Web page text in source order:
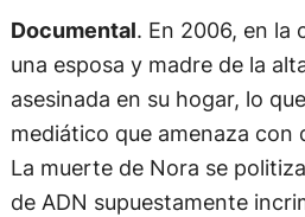
Documental. En 2006, en la
una esposa y madre de la
asesinada en su hogar, lo
mediático que amenaza con
La muerte de Nora se
de ADN supuestamente